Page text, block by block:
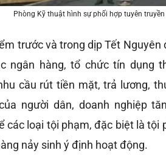
Phòng Kỹ thuật hình sự phối hợp tuyên
trước và trong dịp Tết Nguyên
ngân hàng, tổ chức tín dụng
cầu rút tiền mặt, trả lương,
người dân, doanh nghiệp
các loại tội phạm, đặc biệt là tội
nảy sinh ý định hoạt động.